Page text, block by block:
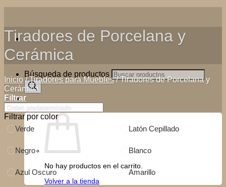
Búsqueda de productos
0
No hay productos en el carrito.
Volver a la tienda
Tiradores de Porcelana y
Cerámica
Inicio / Tiradores para Muebles /Tiradores de Porcelana y
Cerámica
Filtrar
Filtrar por color
Verde
Latón Cepillado
Negro Blanco
Azul Oscuro Amarillo